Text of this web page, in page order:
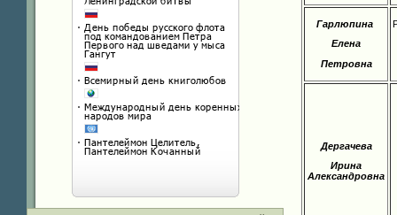
Гарлюпина
Елена
Петровна
Дергачева
Ирина
Александровна